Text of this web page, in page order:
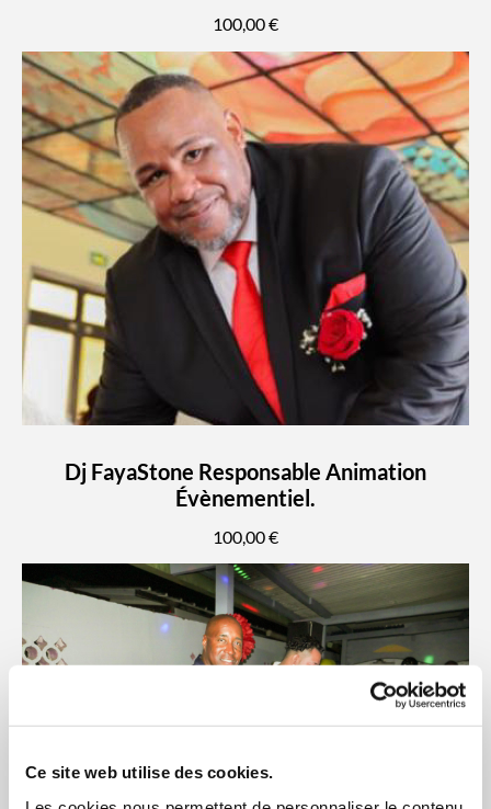
Ce site web utilise des cookies.
100,00 €
Dj FayaStone Responsable Animation
Évènementiel.
100,00 €